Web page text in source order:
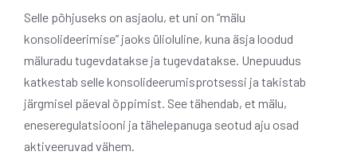
Selle põhjuseks on asjaolu, et uni on “mälu
konsolideerimise” jaoks ülioluline, kuna äsja loodud
mäluradu tugevdatakse ja tugevdatakse. Unepuudus
katkestab selle konsolideerumisprotsessi ja takistab
järgmisel päeval õppimist. See tähendab, et mälu,
eneseregulatsiooni ja tähelepanuga seotud aju osad
aktiveeruvad vähem.